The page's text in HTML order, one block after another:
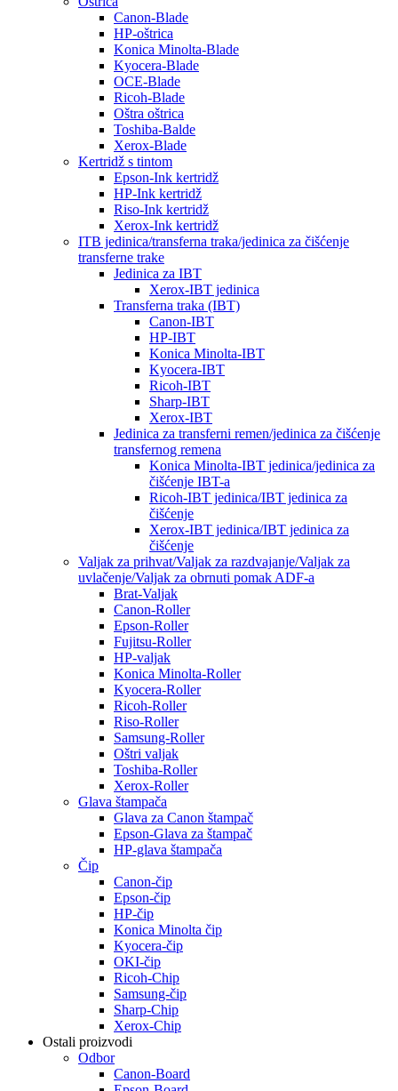
Canon-Blade
HP-oštrica
Konica Minolta-Blade
Kyocera-Blade
OCE-Blade
Ricoh-Blade
Oštra oštrica
Toshiba-Balde
Xerox-Blade
Kertridž s tintom
Epson-Ink kertridž
HP-Ink kertridž
Riso-Ink kertridž
Xerox-Ink kertridž
ITB jedinica/transferna traka/jedinica za čišćenje
transferne trake
Jedinica za IBT
Xerox-IBT jedinica
Transferna traka (IBT)
Canon-IBT
HP-IBT
Konica Minolta-IBT
Kyocera-IBT
Ricoh-IBT
Sharp-IBT
Xerox-IBT
Jedinica za transferni remen/jedinica za čišćenje
transfernog remena
Konica Minolta-IBT jedinica/jedinica za
čišćenje IBT-a
Ricoh-IBT jedinica/IBT jedinica za
čišćenje
Xerox-IBT jedinica/IBT jedinica za
čišćenje
Valjak za prihvat/Valjak za razdvajanje/Valjak za
uvlačenje/Valjak za obrnuti pomak ADF-a
Brat-Valjak
Canon-Roller
Epson-Roller
Fujitsu-Roller
HP-valjak
Konica Minolta-Roller
Kyocera-Roller
Ricoh-Roller
Riso-Roller
Samsung-Roller
Oštri valjak
Toshiba-Roller
Xerox-Roller
Glava štampača
Glava za Canon štampač
Epson-Glava za štampač
HP-glava štampača
Čip
Canon-čip
Epson-čip
HP-čip
Konica Minolta čip
Kyocera-čip
OKI-čip
Ricoh-Chip
Samsung-čip
Sharp-Chip
Xerox-Chip
Ostali proizvodi
Odbor
Canon-Board